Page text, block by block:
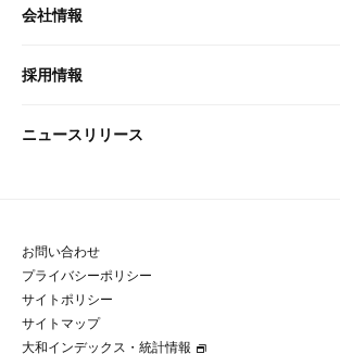
大和総研の強み
先端テクノロジーに基づく新たな価値の創出
政策分析
金融経済教育等
現在受付中のセミナー・イベント
サステナビリティの取り組み
次世代社会への貢献
マルチステークホルダー方針
会社情報
会社情報 トップ
会社概要・役員一覧
大和総研の歩み
採用情報
採用情報 トップ
経験者採用
ニュースリリース
お問い合わせ
プライバシーポリシー
サイトポリシー
サイトマップ
大和インデックス・統計情報